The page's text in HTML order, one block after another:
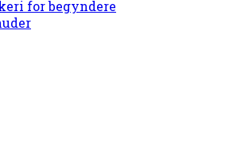
for begyndere